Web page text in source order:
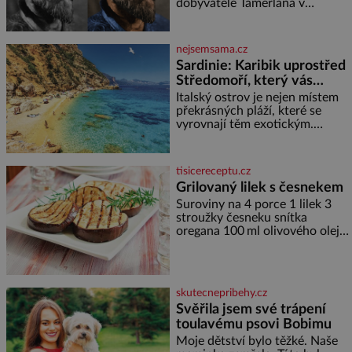
varování?
dobyvatele Tamerlána v
zahajuje operaci Barbarossa a
napadá Sovětský svaz. Shoda
dat je
nejsemsama.cz
Sardinie: Karibik uprostřed
Středomoří, který vás
okouzlí
Italský ostrov je nejen místem
překrásných pláží, které se
vyrovnají těm exotickým.
Fascinující stará malebná
městečka či třeba dechberoucí
útesy. Druhý největší italský
ostrov o velikosti přibližně
jedné třetiny České republiky
vás ohromí nejen svými plážemi
luxusem.Zjistěte,
tisicereceptu.cz
Grilovaný lilek s česnekem
Suroviny na 4 porce 1 lilek 3
stroužky česneku snítka
oregana 100 ml olivového oleje
skutecnepribehy.cz
Svěřila jsem své trápení
toulavému psovi Bobimu
Moje dětství bylo těžké. Naše